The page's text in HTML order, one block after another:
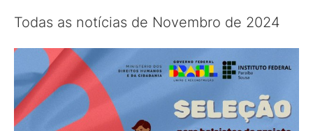
Todas as notícias de Novembro de 2024